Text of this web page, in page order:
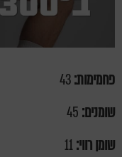
פחמימות:
שומנים:
שומן רווי: